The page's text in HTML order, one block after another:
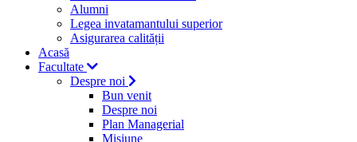
Alumni
Legea invatamantului superior
Asigurarea calității
Acasă
Facultate
Despre noi
Bun venit
Despre noi
Plan Managerial
Misiune